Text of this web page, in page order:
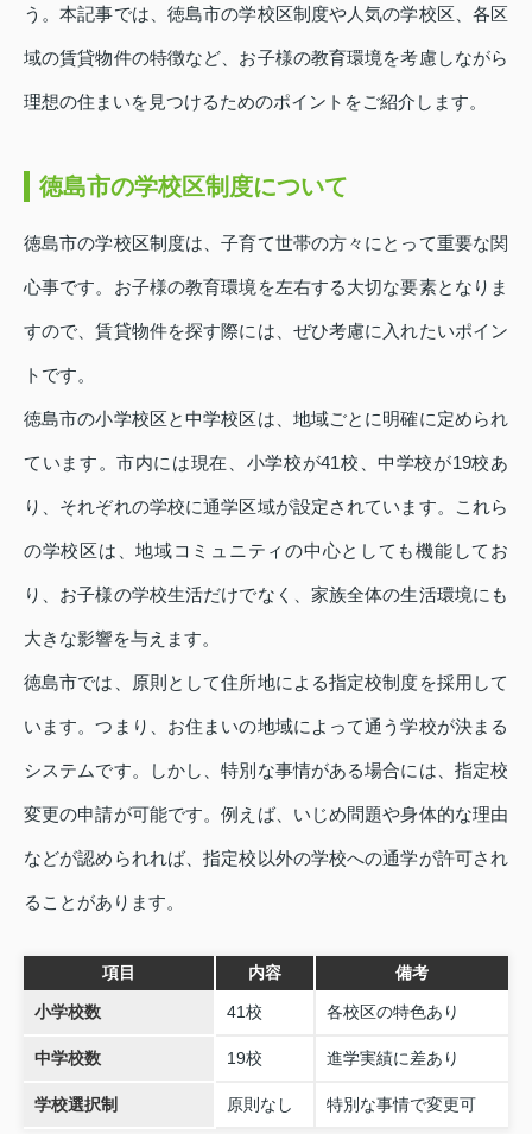
う。本記事では、徳島市の学校区制度や人気の学校区、各区
域の賃貸物件の特徴など、お子様の教育環境を考慮しながら
理想の住まいを見つけるためのポイントをご紹介します。
徳島市の学校区制度について
徳島市の学校区制度は、子育て世帯の方々にとって重要な関
心事です。お子様の教育環境を左右する大切な要素となりま
すので、賃貸物件を探す際には、ぜひ考慮に入れたいポイン
トです。
徳島市の小学校区と中学校区は、地域ごとに明確に定められ
ています。市内には現在、小学校が41校、中学校が19校あ
り、それぞれの学校に通学区域が設定されています。これら
の学校区は、地域コミュニティの中心としても機能してお
り、お子様の学校生活だけでなく、家族全体の生活環境にも
大きな影響を与えます。
徳島市では、原則として住所地による指定校制度を採用して
います。つまり、お住まいの地域によって通う学校が決まる
システムです。しかし、特別な事情がある場合には、指定校
変更の申請が可能です。例えば、いじめ問題や身体的な理由
などが認められれば、指定校以外の学校への通学が許可され
ることがあります。
項目 内容 備考
小学校数 41校 各校区の特色あり
中学校数 19校 進学実績に差あり
学校選択制 原則なし 特別な事情で変更可